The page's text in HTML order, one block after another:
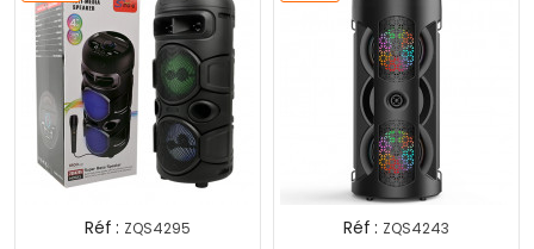
Réf : ZQS4295 Réf : ZQS4243